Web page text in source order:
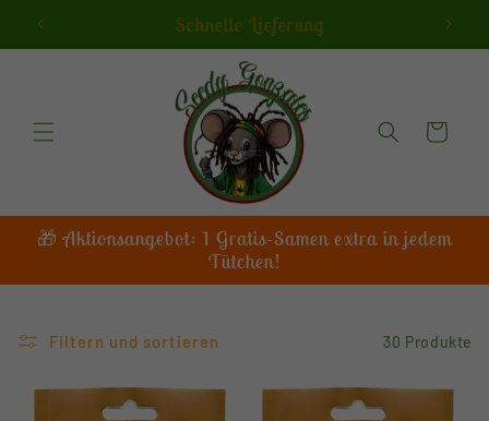
zum
Hochwertige Cannabis Samen
Warenkorb
🎁 Aktionsangebot: 1 Gratis-Samen extra in jedem
Tütchen!
Filtern und sortieren 30 Produkte